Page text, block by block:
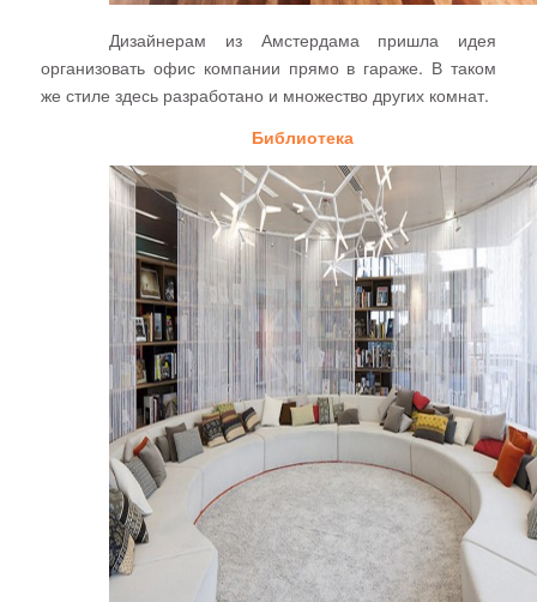
Дизайнерам из Амстердама пришла идея
организовать офис компании прямо в гараже. В таком
же стиле здесь разработано и множество других комнат.
Библиотека